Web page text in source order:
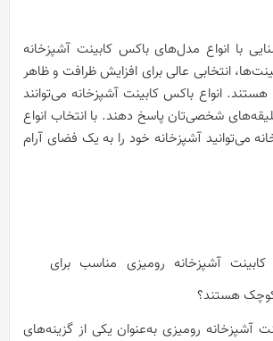
با انواع مدل‌های باکس کابینت آشپزخانه
انتخابی عالی برای افزایش ظرافت و ظاهر
هستند. انواع باکس کابینت آشپزخانه می‌‌توانند
شخصی‌تان پاسخ دهند. با انتخاب انواع
می‌توانید آشپزخانه‌ خود را به یک فضای آرام
آشپزخانه رومیزی مناسب برای
هستند؟
آشپزخانه رومیزی به‌عنوان یکی از گزینه‌های